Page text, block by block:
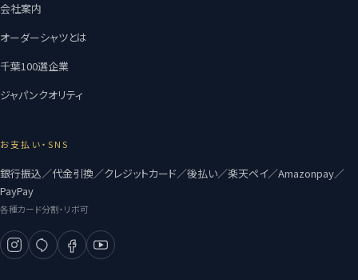
会社案内
オーダーシャツとは
千葉100選企業
ジャパンクオリティ
お支払い・SNS
銀行振込／代金引換／クレジットカード／後払い／楽天ペイ／Amazonpay／
PayPay
各種カード分割・リボ可